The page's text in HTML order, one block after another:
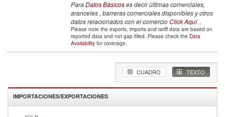
ParaDatos Básicoses decir últimas comerciales,
aranceles , barreras comerciales disponibles y otros
datos relacionados con el comercioClick Aquí .
Please note the exports, imports and tariff data are based on
reported data and not gap filled. Please check the Data
Availability for coverage.
CUADRO TEXTO
IMPORTACIONES/EXPORTACIONES